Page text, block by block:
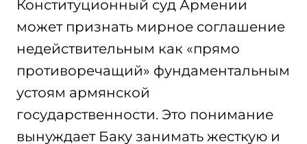
Конституционный суд Армении
может признать мирное соглашение
недействительным как «прямо
противоречащий» фундаментальным
устоям армянской
государственности. Это понимание
вынуждает Баку занимать жесткую и